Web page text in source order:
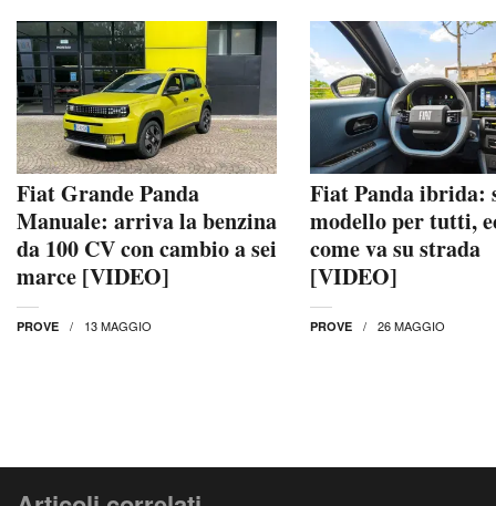
Fiat Grande Panda
Manuale: arriva la benzina
da 100 CV con cambio a sei
marce [VIDEO]
PROVE 13 MAGGIO
Fiat Panda ibrida:
modello per tutti,
come va su strada
[VIDEO]
PROVE 26 MAGGIO